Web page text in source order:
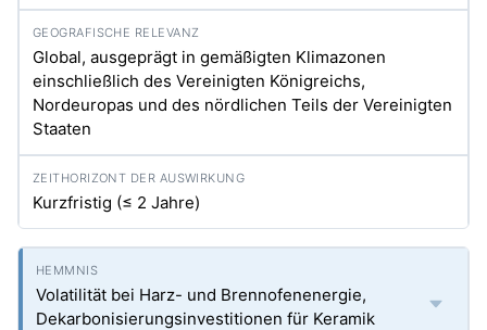
Global, ausgeprägt in gemäßigten Klimazonen
einschließlich des Vereinigten Königreichs,
Nordeuropas und des nördlichen Teils der Vereinigten
Staaten
Kurzfristig (≤ 2 Jahre)
Volatilität bei Harz- und Brennofenenergie,
Dekarbonisierungsinvestitionen für Keramik